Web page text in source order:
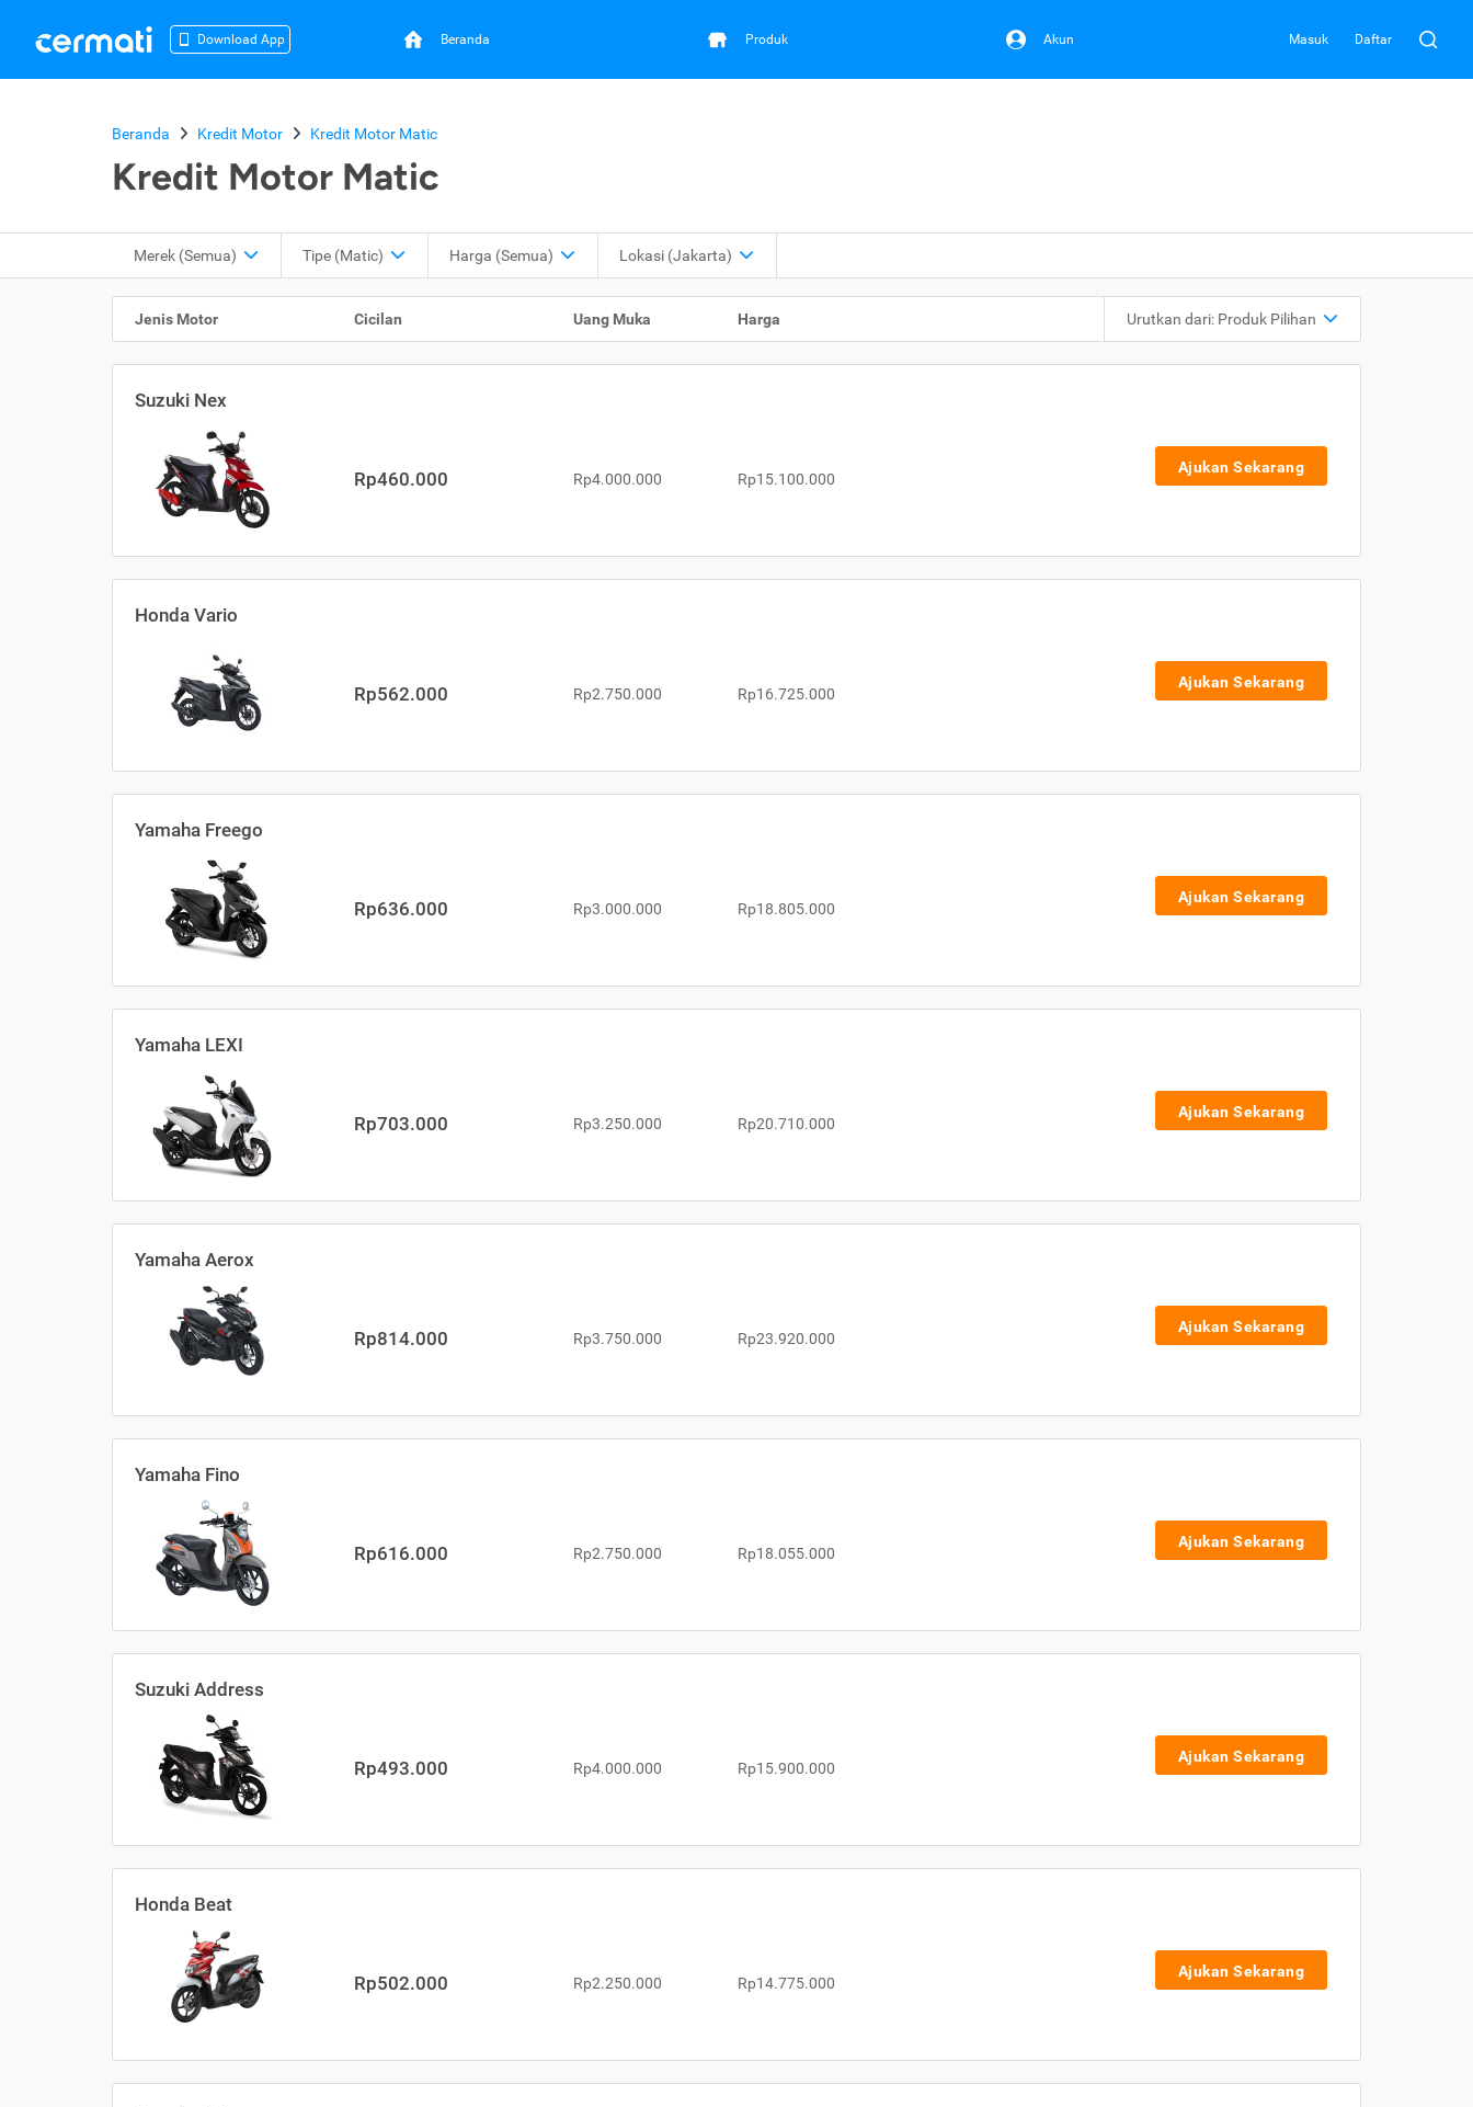
Download App Beranda Produk Akun Masuk Daftar
Beranda Kredit Motor Kredit Motor Matic
Kredit Motor Matic
Merek (Semua) Tipe (Matic) Harga (Semua) Lokasi (Jakarta)
Jenis Motor Cicilan Uang Muka Harga Urutkan dari: Produk Pilihan
Suzuki Nex
Rp460.000 Rp4.000.000 Rp15.100.000
Ajukan Sekarang
Honda Vario
Rp562.000 Rp2.750.000 Rp16.725.000
Ajukan Sekarang
Yamaha Freego
Rp636.000 Rp3.000.000 Rp18.805.000
Ajukan Sekarang
Yamaha LEXI
Rp703.000 Rp3.250.000 Rp20.710.000
Ajukan Sekarang
Yamaha Aerox
Rp814.000 Rp3.750.000 Rp23.920.000
Ajukan Sekarang
Yamaha Fino
Rp616.000 Rp2.750.000 Rp18.055.000
Ajukan Sekarang
Suzuki Address
Rp493.000 Rp4.000.000 Rp15.900.000
Ajukan Sekarang
Honda Beat
Rp502.000 Rp2.250.000 Rp14.775.000
Ajukan Sekarang